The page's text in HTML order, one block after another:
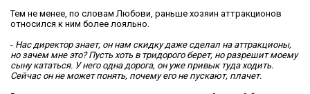
Тем не менее, по словам Любови, раньше хозяин аттракционов
относился к ним более лояльно.
- Нас директор знает, он нам скидку даже сделал на аттракционы,
но зачем мне это? Пусть хоть в тридорого берет, но разрешит моему
сыну кататься. У него одна дорога, он уже привык туда ходить.
Сейчас он не может понять, почему его не пускают, плачет.